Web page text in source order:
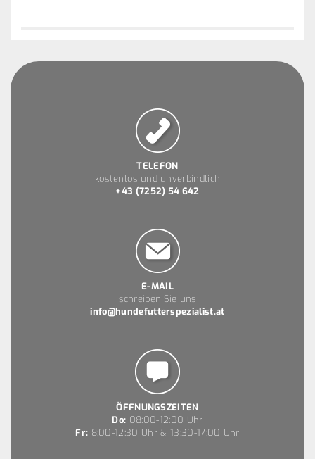
TELEFON
kostenlos und unverbindlich
+43 (7252) 54 642
E-MAIL
schreiben Sie uns
info@hundefutterspezialist.at
ÖFFNUNGSZEITEN
Do: 08:00-12:00 Uhr
Fr: 8:00-12:30 Uhr & 13:30-17:00 Uhr